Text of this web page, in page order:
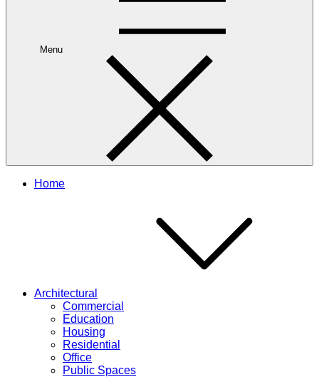
Menu
Home
Architectural
Commercial
Education
Housing
Residential
Office
Public Spaces